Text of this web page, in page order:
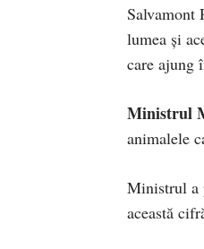
Salvamont
lumea și
care ajung
Ministrul
animalele
Ministrul a
această